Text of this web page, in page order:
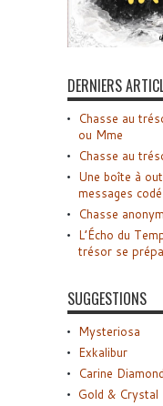
DERNIERS
Chasse au
ou Mme
Chasse au
Une boîte à
messages
Chasse
L’Écho du
trésor se
SUGGESTIONS
Mysteriosa
Exkalibur
Carine Diamond
Gold & Crystal